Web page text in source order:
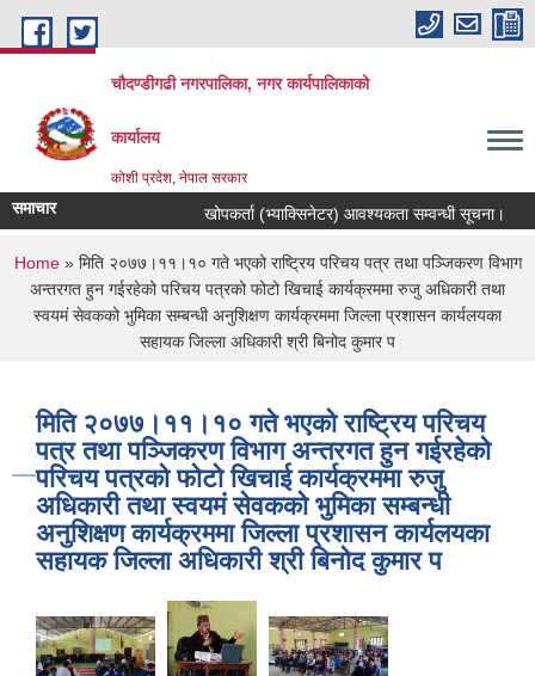
Skip to main content
चौदण्डीगढी नगरपालिका, नगर कार्यपालिकाको
कार्यालय
कोशी प्रदेश, नेपाल सरकार
समाचार खोपकर्ता (भ्याक्सिनेटर) आवश्यकता सम्वन्धी सूचना।
You are here
Home» मिति २०७७।११।१० गते भएको राष्ट्रिय परिचय पत्र तथा पञ्जिकरण विभाग
अन्तरगत हुन गईरहेको परिचय पत्रको फोटो खिचाई कार्यक्रममा रुजु अधिकारी तथा
स्वयमं सेवकको भुमिका सम्बन्धी अनुशिक्षण कार्यक्रममा जिल्ला प्रशासन कार्यलयका
सहायक जिल्ला अधिकारी श्री बिनोद कुमार प
मिति २०७७।११।१० गते भएको राष्ट्रिय परिचय
पत्र तथा पञ्जिकरण विभाग अन्तरगत हुन गईरहेको
परिचय पत्रको फोटो खिचाई कार्यक्रममा रुजु
अधिकारी तथा स्वयमं सेवकको भुमिका सम्बन्धी
अनुशिक्षण कार्यक्रममा जिल्ला प्रशासन कार्यलयका
सहायक जिल्ला अधिकारी श्री बिनोद कुमार प